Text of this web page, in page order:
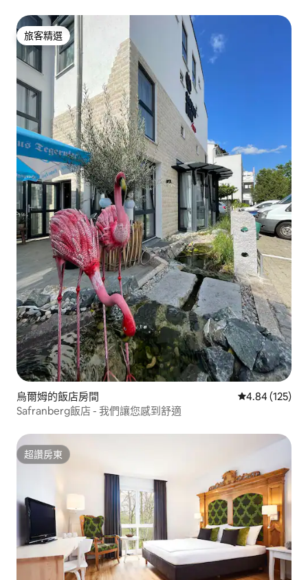
旅客精選
旅客精選
烏爾姆的飯店房間 從 125 則評價
4.84 (125)
Safranberg飯店 - 我們讓您感到舒適
超讚房東
超讚房東